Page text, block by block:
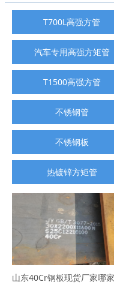
T700L高强方管
汽车专用高强方矩管
T1500高强方管
不锈钢管
不锈钢板
热镀锌方矩管